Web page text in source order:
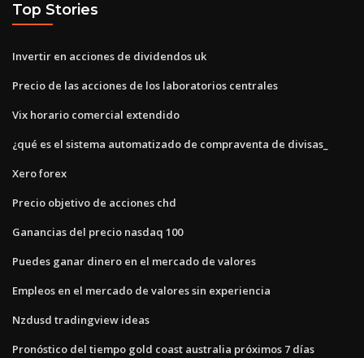
Top Stories
Invertir en acciones de dividendos uk
Precio de las acciones de los laboratorios centrales
Vix horario comercial extendido
¿qué es el sistema automatizado de compraventa de divisas_
Xero forex
Precio objetivo de acciones chd
Ganancias del precio nasdaq 100
Puedes ganar dinero en el mercado de valores
Empleos en el mercado de valores sin experiencia
Nzdusd tradingview ideas
Pronóstico del tiempo gold coast australia próximos 7 días